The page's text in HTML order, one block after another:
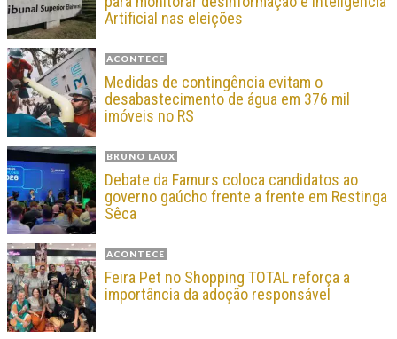
Artificial nas eleições
ACONTECE
Medidas de contingência evitam o
desabastecimento de água em 376 mil
imóveis no RS
BRUNO LAUX
Debate da Famurs coloca candidatos ao
governo gaúcho frente a frente em Restinga
Sêca
ACONTECE
Feira Pet no Shopping TOTAL reforça a
importância da adoção responsável